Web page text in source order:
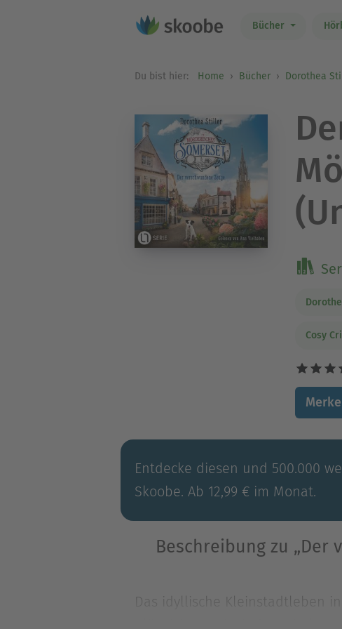
Bücher
Du bist hier: Home Bücher Dorothea
Cosy
Entdecke diesen und 500.000
Skoobe. Ab 12,99 € im Monat.
Beschreibung zu „Der
Das idyllische Kleinstadtleben